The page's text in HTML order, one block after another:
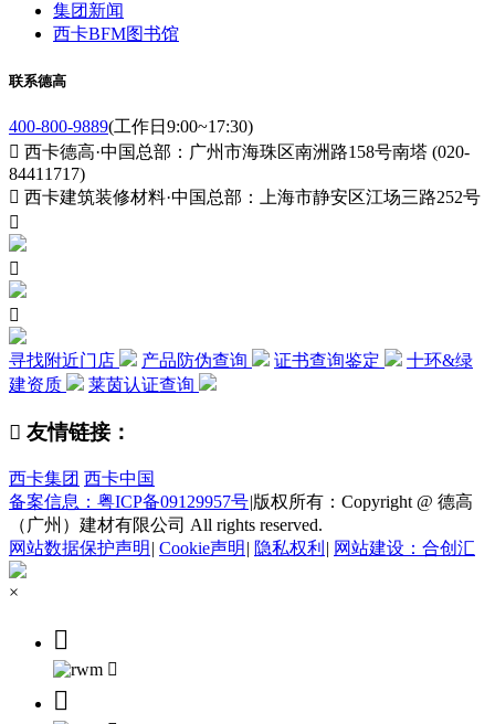
集团新闻
西卡BFM图书馆
联系德高
400-800-9889(工作日9:00~17:30)
 西卡德高·中国总部：广州市海珠区南洲路158号南塔 (020-
84411717)
 西卡建筑装修材料·中国总部：上海市静安区江场三路252号



寻找附近门店 产品防伪查询 证书查询鉴定
十环&绿
建资质
莱茵认证查询
 友情链接：
西卡集团 西卡中国
备案信息：粤ICP备09129957号|版权所有：Copyright @ 德高
（广州）建材有限公司 All rights reserved.
网站数据保护声明 | Cookie声明 | 隐私权利 | 网站建设：合创汇
×


